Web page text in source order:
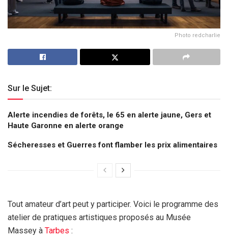
Photo redcharlie
Sur le Sujet:
Alerte incendies de forêts, le 65 en alerte jaune, Gers et
Haute Garonne en alerte orange
Sécheresses et Guerres font flamber les prix alimentaires
Tout amateur d’art peut y participer. Voici le programme des
atelier de pratiques artistiques proposés au Musée
Massey à Tarbes :